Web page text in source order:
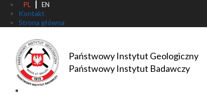
PL EN
Kontakt
Strona główna
Państwowy Instytut Geologiczny
Państwowy Instytut Badawczy